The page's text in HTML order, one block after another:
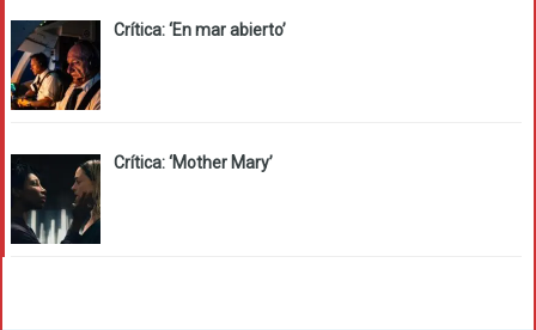
Crítica: ‘En mar abierto’
Crítica: ‘Mother Mary’